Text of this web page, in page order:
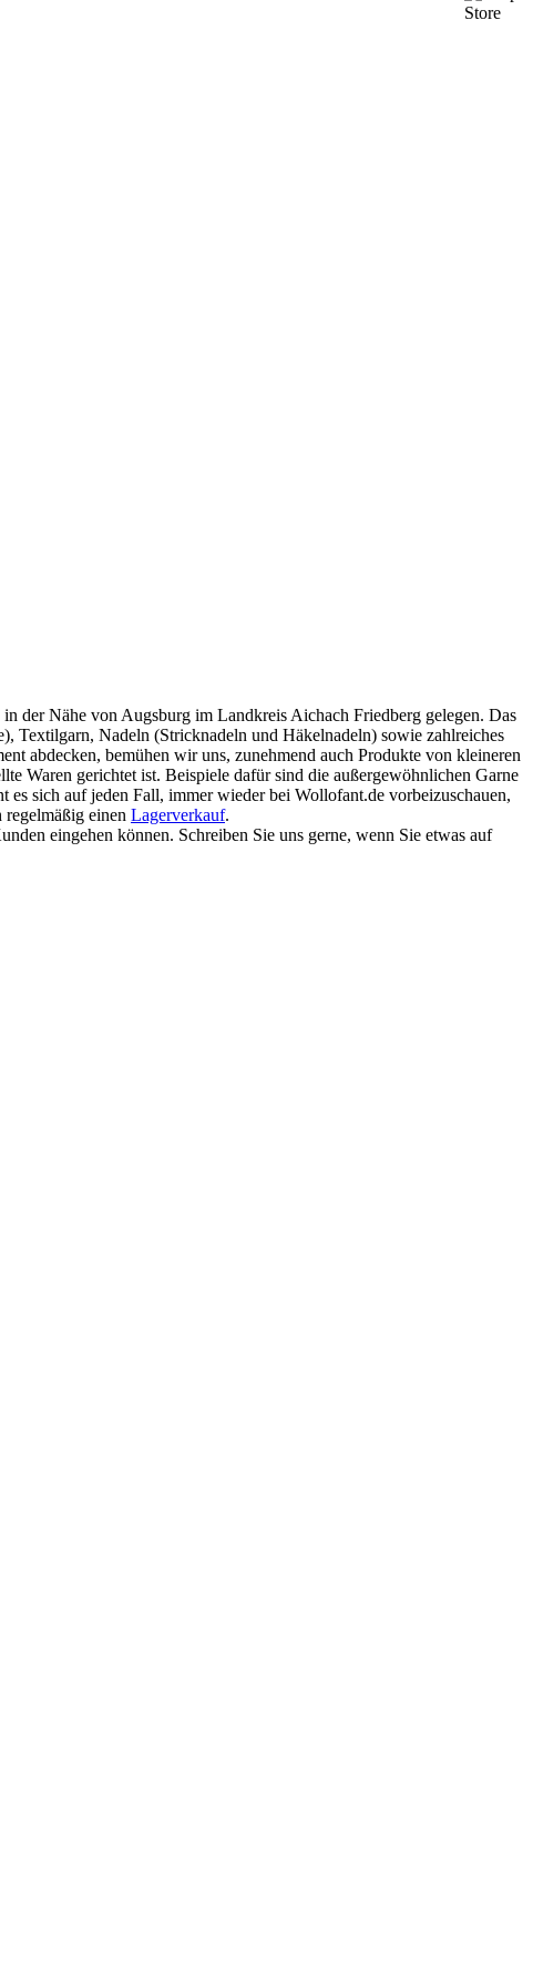
der Nähe von Augsburg im Landkreis Aichach Friedberg gelegen. Das
Textilgarn, Nadeln (Stricknadeln und Häkelnadeln) sowie zahlreiches
abdecken, bemühen wir uns, zunehmend auch Produkte von kleineren
Waren gerichtet ist. Beispiele dafür sind die außergewöhnlichen Garne
es sich auf jeden Fall, immer wieder bei Wollofant.de vorbeizuschauen,
einen Lagerverkauf.
eingehen können. Schreiben Sie uns gerne, wenn Sie etwas auf